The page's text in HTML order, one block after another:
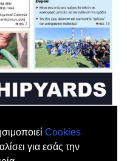
Cookies
για εσάς την